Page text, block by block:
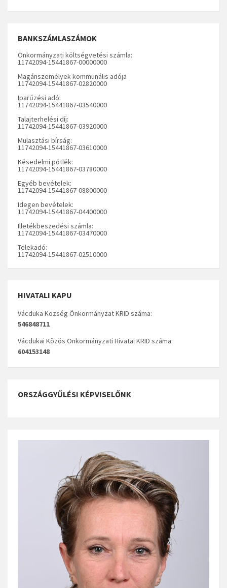
BANKSZÁMLASZÁMOK
Önkormányzati költségvetési számla:
11742094-15441867-00000000
Magánszemélyek kommunális adója
11742094-15441867-02820000
Iparűzési adó:
11742094-15441867-03540000
Talajterhelési díj:
11742094-15441867-03920000
Mulasztási bírság:
11742094-15441867-03610000
Késedelmi pótlék:
11742094-15441867-03780000
Egyéb bevételek:
11742094-15441867-08800000
Idegen bevételek:
11742094-15441867-04400000
Illetékbeszedési számla:
11742094-15441867-03470000
Telekadó:
11742094-15441867-02510000
HIVATALI KAPU
Vácduka Község Önkormányzat KRID száma:
546848711
Vácdukai Közös Önkormányzati Hivatal KRID száma:
604153148
ORSZÁGGYŰLÉSI KÉPVISELŐNK